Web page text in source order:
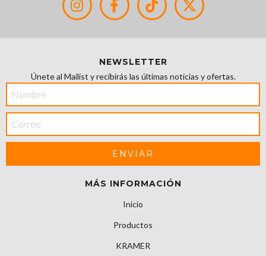
NEWSLETTER
Únete al Mailist y recibirás las últimas noticias y ofertas.
MÁS INFORMACIÓN
Inicio
Productos
KRAMER